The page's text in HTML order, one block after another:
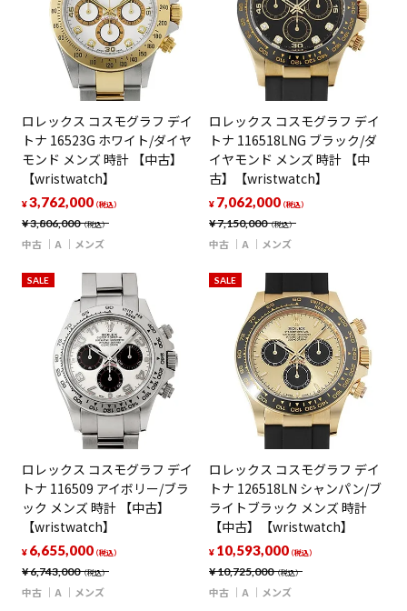
ロレックス コスモグラフ デイ
トナ 16523G ホワイト/ダイヤ
モンド メンズ 時計 【中古】
【wristwatch】
¥3,806,000（税込）
¥3,762,000（税込）
中古 A メンズ
ロレックス コスモグラフ デイ
トナ 116518LNG ブラック/ダ
イヤモンド メンズ 時計 【中
古】【wristwatch】
¥7,150,000（税込）
¥ 7,062,000（税込）
中古 A メンズ
SALE
ロレックス コスモグラフ デイ
トナ 116509 アイボリー/ブラ
ック メンズ 時計 【中古】
【wristwatch】
¥6,743,000（税込）
¥ 6,655,000（税込）
中古 A メンズ
SALE
ロレックス コスモグラフ デイ
トナ 126518LN シャンパン/ブ
ライトブラック メンズ 時計
【中古】【wristwatch】
¥10,725,000（税込）
¥ 10,593,000（税込）
中古 A メンズ